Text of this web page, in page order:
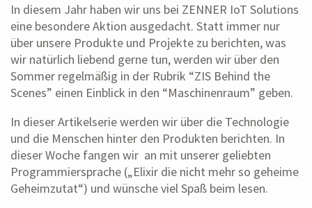
In diesem Jahr haben wir uns bei ZENNER IoT Solutions
eine besondere Aktion ausgedacht. Statt immer nur
über unsere Produkte und Projekte zu berichten, was
wir natürlich liebend gerne tun, werden wir über den
Sommer regelmäßig in der Rubrik “ZIS Behind the
Scenes” einen Einblick in den “Maschinenraum” geben.
In dieser Artikelserie werden wir über die Technologie
und die Menschen hinter den Produkten berichten. In
dieser Woche fangen wir an mit unserer geliebten
Programmiersprache („Elixir die nicht mehr so geheime
Geheimzutat“) und wünsche viel Spaß beim lesen.